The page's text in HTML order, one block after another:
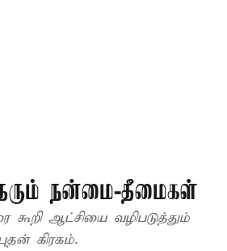
தரும் நன்மை-தீமைகள்
கூறி ஆட்சியை வழிபடுத்தும்
கிரகம்.